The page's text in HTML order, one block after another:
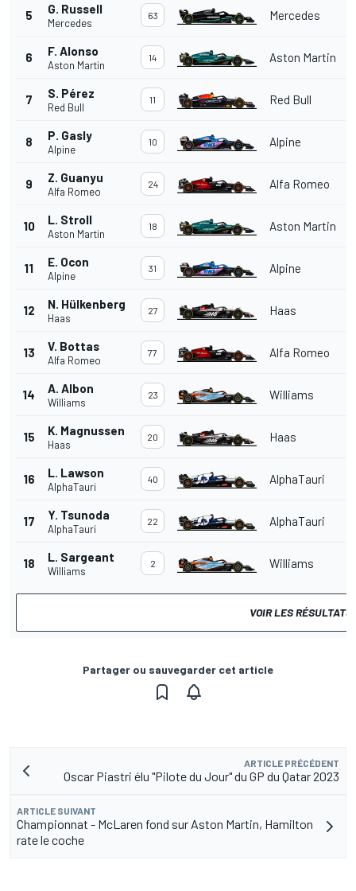
5 G. Russell
Mercedes
63 Mercedes
6 F. Alonso
Aston Martin
14 Aston Martin
7 S. Pérez
Red Bull
11 Red Bull
8 P. Gasly
Alpine
10 Alpine
9 Z. Guanyu
Alfa Romeo
24 Alfa Romeo
10 L. Stroll
Aston Martin
18 Aston Martin
11 E. Ocon
Alpine
31 Alpine
12 N. Hülkenberg
Haas
27 Haas
13 V. Bottas
Alfa Romeo
77 Alfa Romeo
14 A. Albon
Williams
23 Williams
15 K. Magnussen
Haas
20 Haas
16 L. Lawson
AlphaTauri
40 AlphaTauri
17 Y. Tsunoda
AlphaTauri
22 AlphaTauri
18 L. Sargeant
Williams
2 Williams
VOIR LES RÉSULTATS
Partager ou sauvegarder cet article
ARTICLE PRÉCÉDENT
Oscar Piastri élu "Pilote du Jour" du GP du Qatar 2023
ARTICLE SUIVANT
Championnat - McLaren fond sur Aston Martin, Hamilton
rate le coche